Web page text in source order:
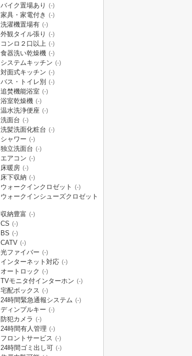
バイク置場あり (-)
家具・家電付き (-)
洗濯機置場有 (-)
外観タイル張り (-)
コンロ２口以上 (-)
食器洗い乾燥機 (-)
システムキッチン (-)
対面式キッチン (-)
バス・トイレ別 (-)
追焚機能浴室 (-)
浴室乾燥機 (-)
温水洗浄便座 (-)
洗面台 (-)
洗髪洗面化粧台 (-)
シャワー (-)
独立洗面台 (-)
エアコン (-)
床暖房 (-)
床下収納 (-)
ウォークインクロゼット (-)
ウォークインシューズクロゼット
収納豊富 (-)
CS (-)
BS (-)
CATV (-)
光ファイバー (-)
インターネット対応 (-)
オートロック (-)
TVモニタ付インターホン (-)
宅配ボックス (-)
24時間緊急通報システム (-)
ディンプルキー (-)
防犯カメラ (-)
24時間有人管理 (-)
フロントサービス (-)
24時間ゴミ出し可 (-)